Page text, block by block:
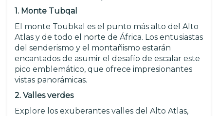
1. Monte Tubqal
El monte Toubkal es el punto más alto del Alto
Atlas y de todo el norte de África. Los entusiastas
del senderismo y el montañismo estarán
encantados de asumir el desafío de escalar este
pico emblemático, que ofrece impresionantes
vistas panorámicas.
2. Valles verdes
Explore los exuberantes valles del Alto Atlas,